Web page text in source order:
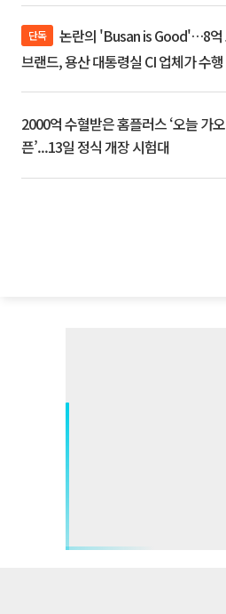
단독
브랜드, 용산 대통령실 CI 업체가 수행
2000억 수혈받은 홈플러스 ‘오늘 가오
픈’...13일 정식 개장 시험대